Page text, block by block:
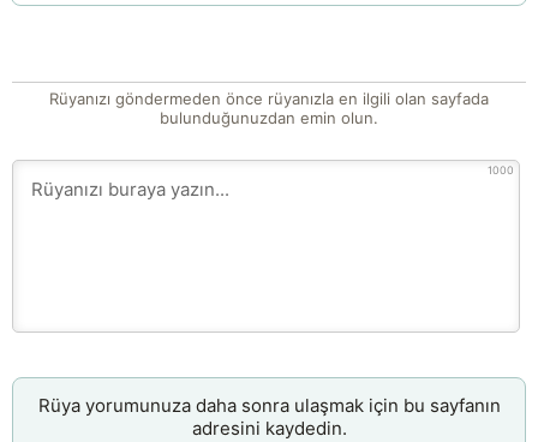
Rüyanızı göndermeden önce rüyanızla en ilgili olan sayfada
bulunduğunuzdan emin olun.
1000
Rüya yorumunuza daha sonra ulaşmak için bu sayfanın
adresini kaydedin.